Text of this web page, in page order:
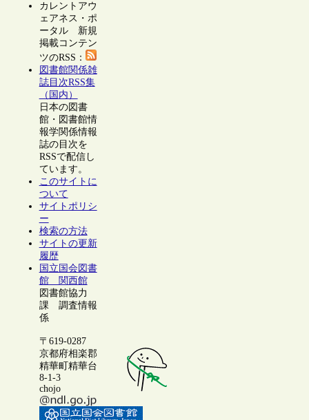
カレントアウ
ェアネス・ポ
ータル 新規
掲載コンテン
ツのRSS：
図書館関係雑
誌目次RSS集
（国内）
日本の図書
館・図書館情
報学関係情報
誌の目次を
RSSで配信し
ています。
このサイトに
ついて
サイトポリシ
ー
検索の方法
サイトの更新
履歴
国立国会図書
館 関西館
図書館協力
課 調査情報
係
〒619-0287
京都府相楽郡
精華町精華台
8-1-3
chojo